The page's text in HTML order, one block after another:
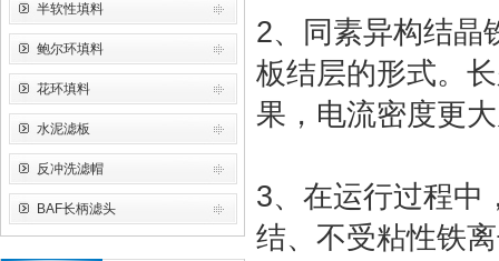
半软性填料
鲍尔环填料
花环填料
水泥滤板
反冲洗滤帽
BAF长柄滤头
2、同素异构结晶
板结层的形式。
果，电流密度更
3、在运行过程中
结、不受粘性铁